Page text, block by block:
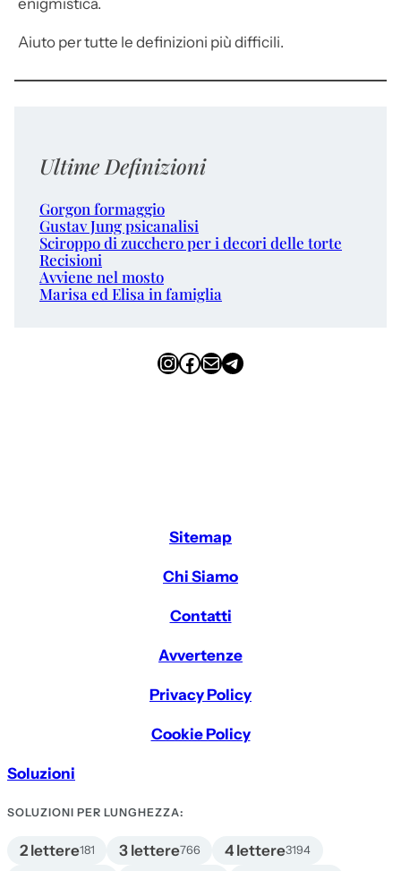
enigmistica.
Aiuto per tutte le definizioni più difficili.
Ultime Definizioni
Gorgon formaggio
Gustav Jung psicanalisi
Sciroppo di zucchero per i decori delle torte
Recisioni
Avviene nel mosto
Marisa ed Elisa in famiglia
InstagramFacebook Email Telegram
Sitemap
Chi Siamo
Contatti
Avvertenze
Privacy Policy
Cookie Policy
Soluzioni
SOLUZIONI PER LUNGHEZZA:
2 lettere181 3 lettere766 4 lettere3194